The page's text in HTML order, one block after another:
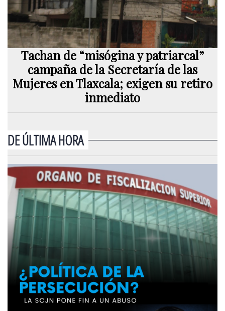
Tachan de “misógina y patriarcal”
campaña de la Secretaría de las
Mujeres en Tlaxcala; exigen su retiro
inmediato
DE ÚLTIMA HORA